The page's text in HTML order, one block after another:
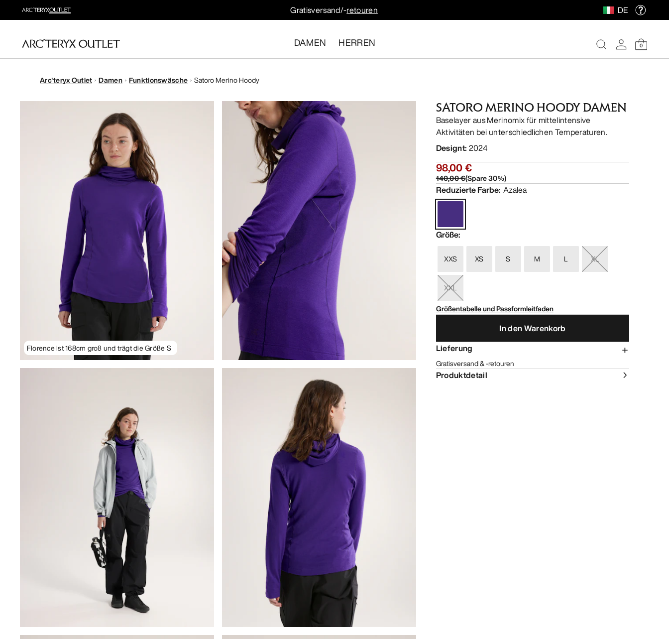
Gratisversand/-retouren DE
DAMEN HERREN 0
Arc'teryx Outlet Damen Funktionswäsche Satoro Merino Hoody
Florence ist 168cm groß und trägt die Größe S
SATORO MERINO HOODY DAMEN
Baselayer aus Merinomix für mittelintensive
Aktivitäten bei unterschiedlichen Temperaturen.
Designt: 2024
98,00 €
140,00 €(Spare30%)
Reduzierte Farbe: Azalea
Größe:
XXS XS S M L XL
XXL
Größentabelle und Passformleitfaden
In den Warenkorb
Lieferung
Gratisversand & -retouren
Produktdetail